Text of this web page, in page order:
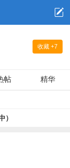
收藏 +7
帖 精华
）